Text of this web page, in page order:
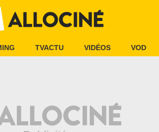
TVACTU VIDÉOS VOD